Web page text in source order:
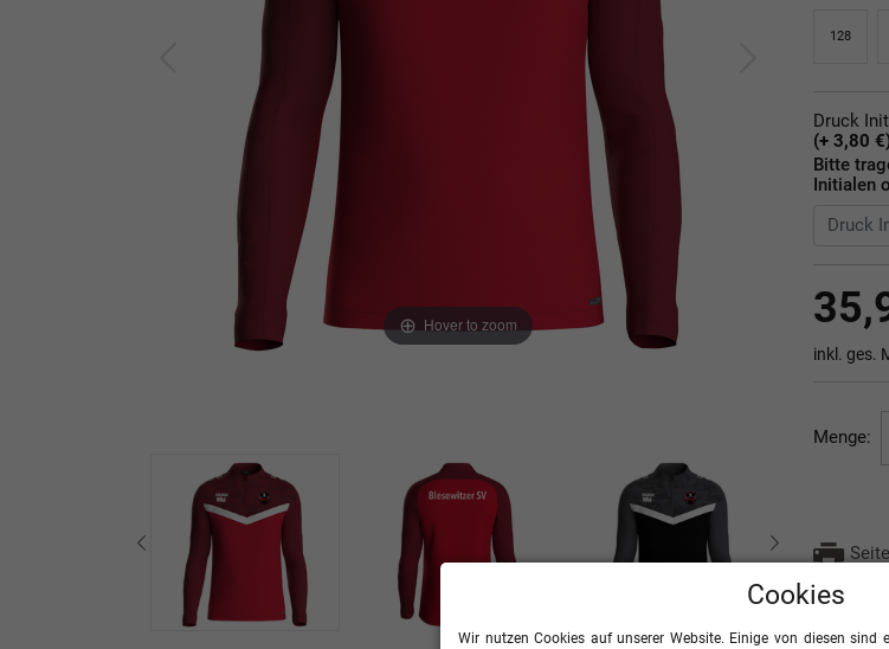
Hover to zoom
128
Druck
(+ 3,80
Bitte
Initialen
inkl. ges.
Menge:
Cookies
Wir nutzen Cookies auf unserer Website. Einige von diesen sind